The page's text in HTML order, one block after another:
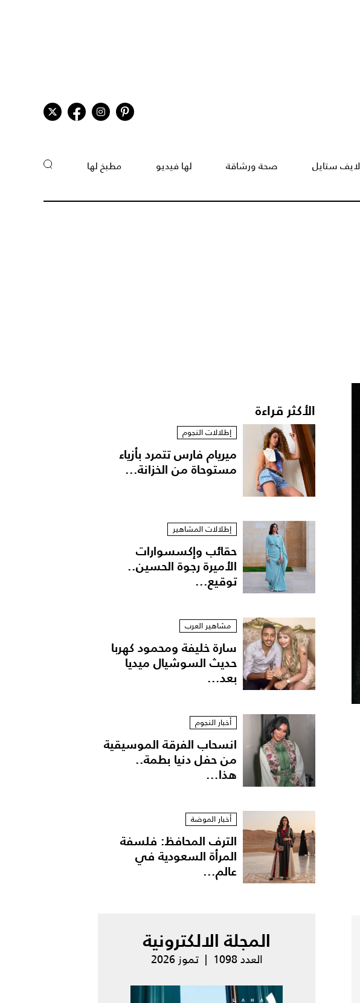
لايف ستايل صحة ورشاقة لها فيديو مطبخ لها
الأكثر قراءة
إطلالات النجوم
ميريام فارس تتمرد بأزياء
مستوحاة من الخزانة...
إطلالات المشاهير
حقائب وإكسسوارات
الأميرة رجوة الحسين..
توقيع...
مشاهير العرب
سارة خليفة ومحمود كهربا
حديث السوشيال ميديا
بعد...
أخبار النجوم
انسحاب الفرقة الموسيقية
من حفل دنيا بطمة..
هذا...
أخبار الموضة
الترف المحافظ: فلسفة
المرأة السعودية في
عالم...
المجلة الالكترونية
العدد 1098 | تموز 2026